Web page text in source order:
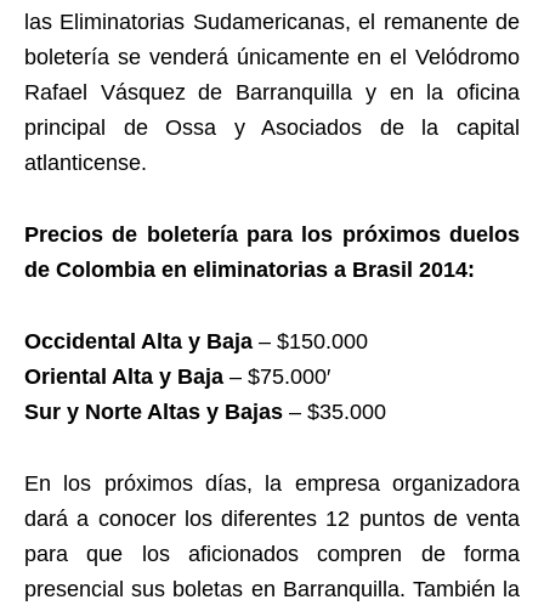
las Eliminatorias Sudamericanas, el remanente de
boletería se venderá únicamente en el Velódromo
Rafael Vásquez de Barranquilla y en la oficina
principal de Ossa y Asociados de la capital
atlanticense.
Precios de boletería para los próximos duelos
de Colombia en eliminatorias a Brasil 2014:
Occidental Alta y Baja – $150.000
Oriental Alta y Baja – $75.000′
Sur y Norte Altas y Bajas – $35.000
En los próximos días, la empresa organizadora
dará a conocer los diferentes 12 puntos de venta
para que los aficionados compren de forma
presencial sus boletas en Barranquilla. También la